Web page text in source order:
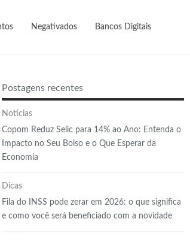
Negativados Bancos Digitais
Postagens recentes
Notícias
Copom Reduz Selic para 14% ao Ano: Entenda o
Impacto no Seu Bolso e o Que Esperar da
Economia
Dicas
Fila do INSS pode zerar em 2026: o que significa
e como você será beneficiado com a novidade